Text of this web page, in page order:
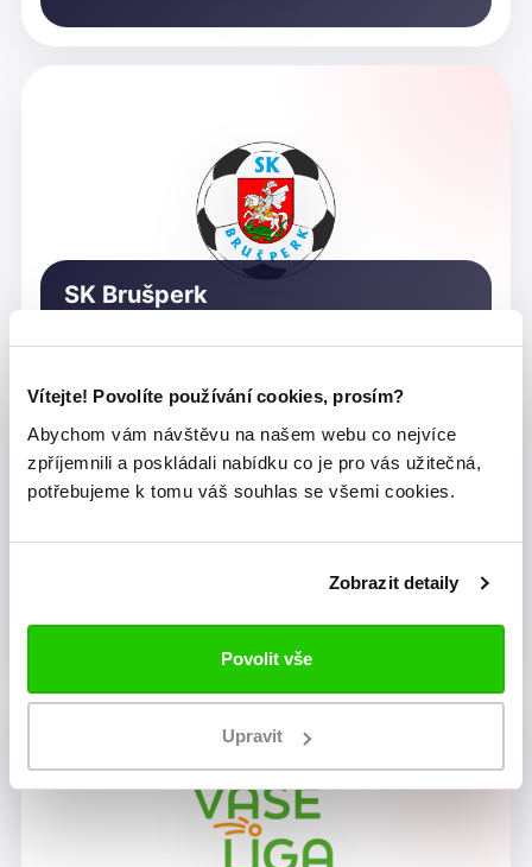
Vítejte! Povolíte používání cookies, prosím?
Abychom vám návštěvu na našem webu co nejvíce
zpříjemnili a poskládali nabídku co je pro vás užitečná,
potřebujeme k tomu váš souhlas se všemi cookies.
Zobrazit detaily
Povolit vše
Upravit
SK Brušperk